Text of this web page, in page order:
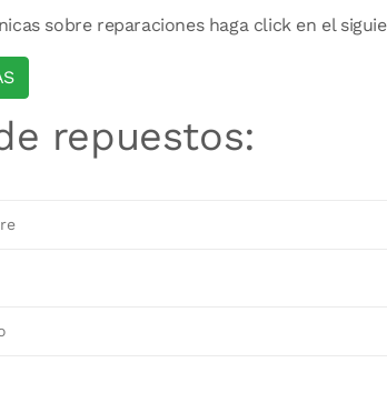
sobre reparaciones haga click en el
repuestos: